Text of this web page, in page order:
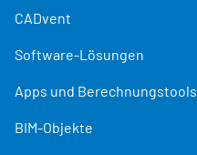
CADvent
Software-Lösungen
Apps und Berechnungstools
BIM-Objekte